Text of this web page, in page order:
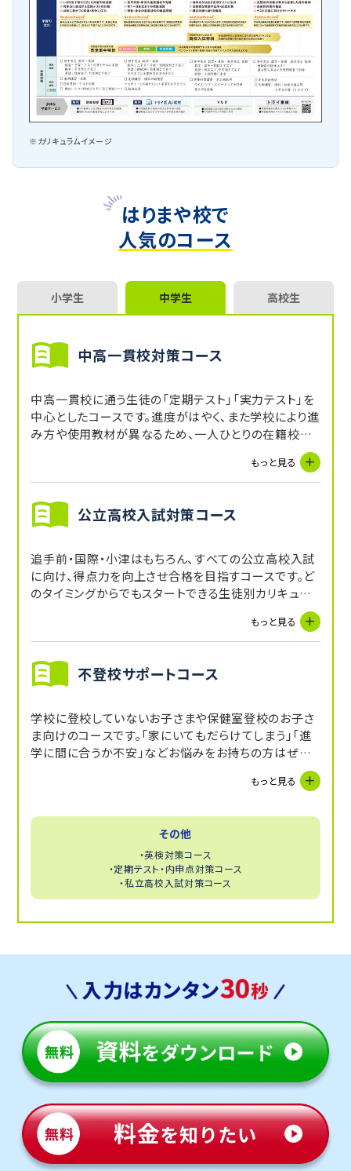
※カリキュラムイメージ
はりまや校で
人気のコース
小学生 中学生 高校生
中高一貫校対策コース
中高一貫校に通う生徒の「定期テスト」「実力テスト」を
中心としたコースです。進度がはやく、また学校により進
み方や使用教材が異なるため、一人ひとりの在籍校の
状況や得意・苦手に合わせて対策をすすめていきます。
校舎の近い土佐や土佐女子、土佐塾生はもちろん、学
芸中、国際中の生徒も毎年多数在籍されています。
もっと見る
公立高校入試対策コース
追手前・国際・小津はもちろん、すべての公立高校入試
に向け、得点力を向上させ合格を目指すコースです。ど
のタイミングからでもスタートできる生徒別カリキュラ
ムで、基礎力・応用力を鍛えます。受験直前期には過去
問や予想問題を活用し、出題傾向に合わせた授業を行
うことで得点力を身につけ、学力を合格ラインへ近づけ
ます。
もっと見る
不登校サポートコース
学校に登校していないお子さまや保健室登校のお子さ
ま向けのコースです。「家にいてもだらけてしまう」「進
学に間に合うか不安」などお悩みをお持ちの方はぜひ
お問い合わせください。お子さまの状況に合わせたカリ
キュラムで受験や学校復帰に向けたサポートが可能で
＜通信制サポート校トライ式高等学院＞併設校舎のた
め、朝から開校をしており、学校と同じ時間での登下
もっと見る
その他
・英検対策コース
・定期テスト・内申点対策コース
・私立高校入試対策コース